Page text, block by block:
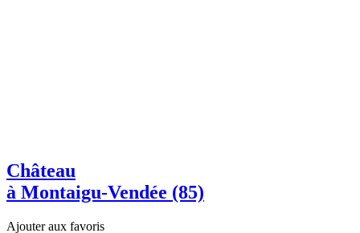
Château
à Montaigu-Vendée (85)
Ajouter aux favoris